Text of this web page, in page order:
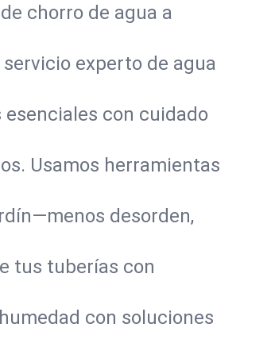
chorro de agua a
experto de agua
con cuidado
Usamos herramientas
desorden,
tus tuberías con
con soluciones